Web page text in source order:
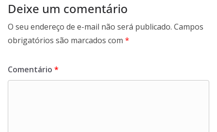
Deixe um comentário
O seu endereço de e-mail não será publicado. Campos
obrigatórios são marcados com *
Comentário *